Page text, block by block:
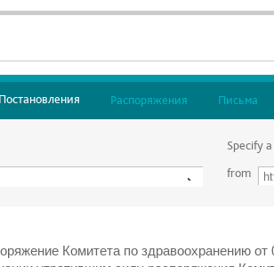
Постановления Распоряжения Письма
Specify
from
Комитета по здравоохранению